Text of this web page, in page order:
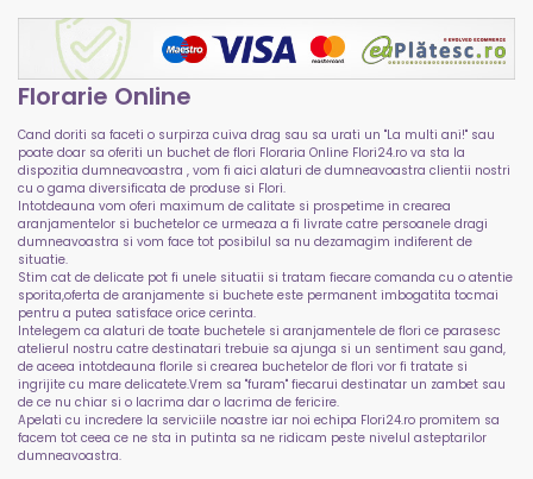
Florarie Online
Cand doriti sa faceti o surpirza cuiva drag sau sa urati un "La multi ani!" sau
poate doar sa oferiti un buchet de flori Floraria Online Flori24.ro va sta la
dispozitia dumneavoastra , vom fi aici alaturi de dumneavoastra clientii nostri
cu o gama diversificata de produse si Flori.
Intotdeauna vom oferi maximum de calitate si prospetime in crearea
aranjamentelor si buchetelor ce urmeaza a fi livrate catre persoanele dragi
dumneavoastra si vom face tot posibilul sa nu dezamagim indiferent de
situatie.
Stim cat de delicate pot fi unele situatii si tratam fiecare comanda cu o atentie
sporita,oferta de aranjamente si buchete este permanent imbogatita tocmai
pentru a putea satisface orice cerinta.
Intelegem ca alaturi de toate buchetele si aranjamentele de flori ce parasesc
atelierul nostru catre destinatari trebuie sa ajunga si un sentiment sau gand,
de aceea intotdeauna florile si crearea buchetelor de flori vor fi tratate si
ingrijite cu mare delicatete.Vrem sa "furam" fiecarui destinatar un zambet sau
de ce nu chiar si o lacrima dar o lacrima de fericire.
Apelati cu incredere la serviciile noastre iar noi echipa Flori24.ro promitem sa
facem tot ceea ce ne sta in putinta sa ne ridicam peste nivelul asteptarilor
dumneavoastra.